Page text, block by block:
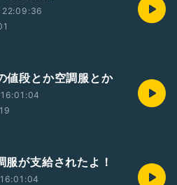
段とか空調服とか
が支給されたよ！